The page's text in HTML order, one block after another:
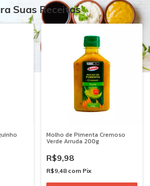
Suas Receitas
Molho de Pimenta Cremoso
Verde Arruda 200g
R$9,98
R$9,48 com Pix